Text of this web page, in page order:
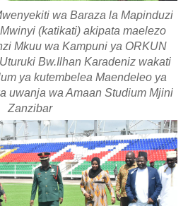
wa Baraza la Mapinduzi
(katikati) akipata maelezo
Mkuu wa Kampuni ya ORKUN
Bw.Ilhan Karadeniz wakati
ya kutembelea Maendeleo ya
uwanja wa Amaan Studium Mjini
Zanzibar